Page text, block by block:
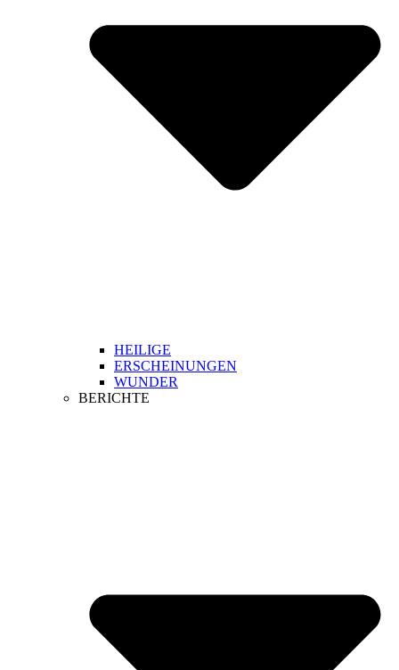
HEILIGE
ERSCHEINUNGEN
WUNDER
BERICHTE